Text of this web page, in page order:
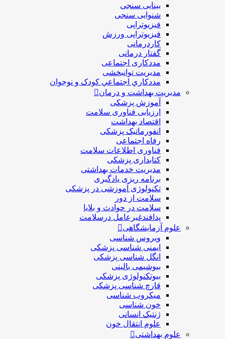
بینایی سنجی
شنوایی سنجی
فیزیوتراپی
فیزیوتراپی ورزش
کاردرمانی
گفتار درمانی
مددکاری اجتماعی
مديريت توانبخشی
مددکاري اجتماعي کودک و نوجوان
مدیریت بهداشت و درمان
آموزش پزشکی
ارزیابی فناوری سلامت
اقتصاد بهداشت
انفورماتیک پزشکی
رفاه اجتماعی
فناوری اطلاعات سلامت
کتابداری پزشکی
مديريت خدمات بهداشتی
برنامه ریزی یادگیری
تکنولوژی آموزشی در پزشکی
سلامت از دور
سلامت در حوادث و بلایا
پدافندغیرعامل درسلامت
علوم آزمایشگاهی
ویروس شناسی
ایمنی شناسی پزشكی
انگل شناسی پزشکی
بیوشیمی بالینی
بیوتکنولوژی پزشکی
قارچ شناسی پزشکی
ميكروب شناسی
خون شناسی
ژنتیک انسانی
علوم انتقال خون
علوم بهداشتی